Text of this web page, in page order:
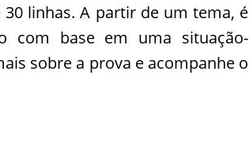
linhas. A partir de um tema, é
com base em uma situação-
sobre a prova e acompanhe o